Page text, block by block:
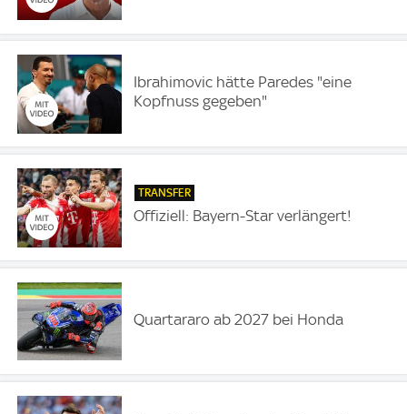
Ibrahimovic hätte Paredes "eine
Kopfnuss gegeben"
TRANSFER
Offiziell: Bayern-Star verlängert!
Quartararo ab 2027 bei Honda